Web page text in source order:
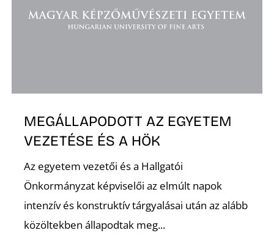
MEGÁLLAPODOTT AZ EGYETEM
VEZETÉSE ÉS A HÖK
Az egyetem vezetői és a Hallgatói
Önkormányzat képviselői az elmúlt napok
intenzív és konstruktív tárgyalásai után az alább
közöltekben állapodtak meg...